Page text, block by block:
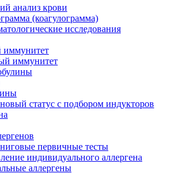
анализ крови
(коагулограмма)
исследования
иммунитет
иммунитет
статус с подбором индукторов
первичные тесты
индивидуального аллергена
аллергены